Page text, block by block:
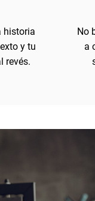
historia
y tu
revés.
No
a